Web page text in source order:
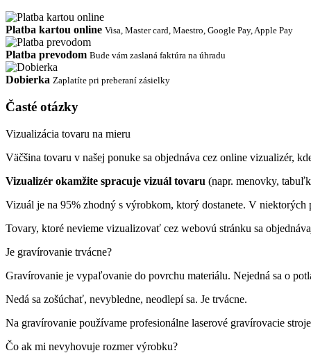
Platba kartou online Visa, Master card, Maestro, Google Pay, Apple Pay
Platba prevodom Bude vám zaslaná faktúra na úhradu
Dobierka Zaplatíte pri preberaní zásielky
Časté otázky
Vizualizácia tovaru na mieru
Väčšina tovaru v našej ponuke sa objednáva cez online vizualizér,
Vizualizér okamžite spracuje vizuál tovaru (napr. menovky,
Vizuál je na 95% zhodný s výrobkom, ktorý dostanete. V
Tovary, ktoré nevieme vizualizovať cez webovú stránku sa
Je gravírovanie trvácne?
Gravírovanie je vypaľovanie do povrchu materiálu. Nejedná sa o
Nedá sa zošúchať, nevybledne, neodlepí sa. Je trvácne.
Na gravírovanie používame profesionálne laserové gravírovacie
Čo ak mi nevyhovuje rozmer výrobku?